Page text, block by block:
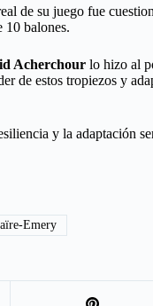
de su juego fue
10 balones.
Acherchour lo hizo al
de estos tropiezos y
y la adaptación
Emery